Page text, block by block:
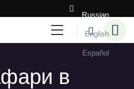
Russian
English
Español
в